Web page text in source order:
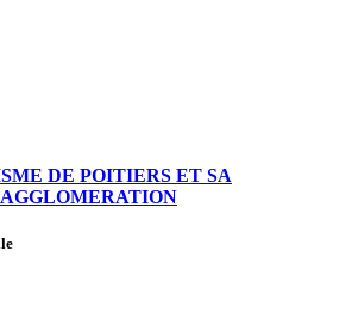
DE POITIERS ET SA